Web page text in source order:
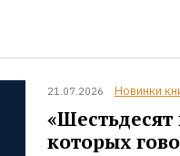
21.07.2026 Новинки
которых